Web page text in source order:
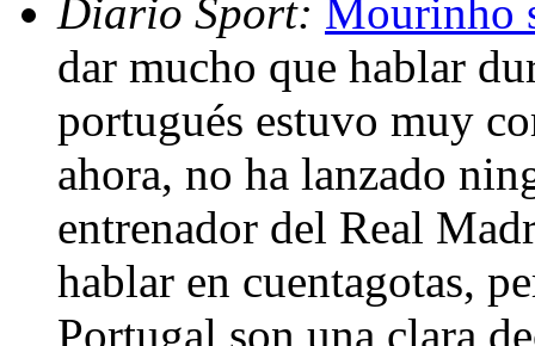
Diario Sport: Mourinho
dar mucho que hablar
portugués estuvo muy
ahora, no ha lanzado
entrenador del Real
hablar en cuentagotas,
Portugal son una clara